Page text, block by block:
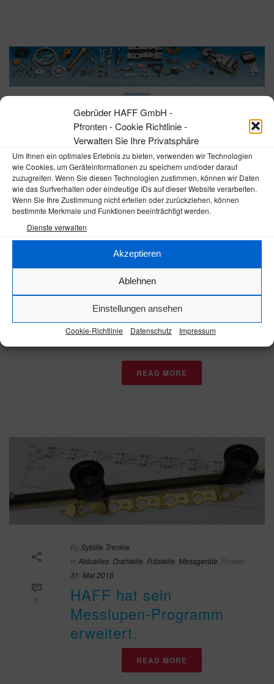
Gebrüder HAFF GmbH -
Pfronten - Cookie Richtlinie -
Verwalten Sie Ihre Privatsphäre
Um Ihnen ein optimales Erlebnis zu bieten, verwenden wir Technologien
wie Cookies, um Geräteinformationen zu speichern und/oder darauf
zuzugreifen. Wenn Sie diesen Technologien zustimmen, können wir Daten
wie das Surfverhalten oder eindeutige IDs auf dieser Website verarbeiten.
Wenn Sie Ihre Zustimmung nicht erteilen oder zurückziehen, können
bestimmte Merkmale und Funktionen beeinträchtigt werden.
Dienste verwalten
Akzeptieren
Ablehnen
Einstellungen ansehen
Cookie-Richtlinie Datenschutz Impressum
ByMichael Weinzierl
In Aktuelles,Drehteile, Frästeile,Großteile,
Messgeräte
Posted 21. Juni 2016
Gebr. Haff präsentiert
sich mit neuer
Internetseite!
Unsere alte Internetseite war schon etwas in
die Jahre gekommen, so dass wir in den
letzten Wochen mit kreativem Engagement
eine völlig neue Webpräsenz aufgebaut
haben. Gestalterisch und auch [...]
READ MORE
0
BySybille Trenkle
In Aktuelles, Drehteile, Frästeile, Messgeräte Posted
31. Mai 2016
HAFF hat sein
Messlupen-Programm
erweitert.
READ MORE